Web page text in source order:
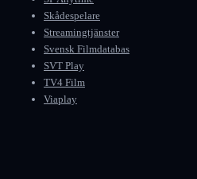
Skådespelare
Streamingtjänster
Svensk Filmdatabas
SVT Play
TV4 Film
Viaplay